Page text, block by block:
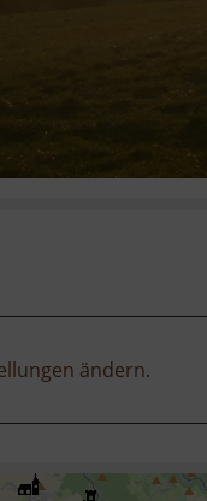
ändern.